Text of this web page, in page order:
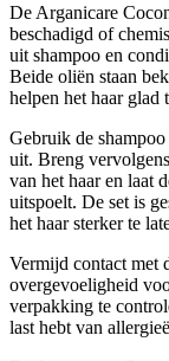
De Arganicare
beschadigd of
uit shampoo en
Beide oliën staan
helpen het haar glad
Gebruik de shampoo
uit. Breng
van het haar en laat
uitspoelt. De set is
het haar sterker te
Vermijd contact met
overgevoeligheid
verpakking te
last hebt van